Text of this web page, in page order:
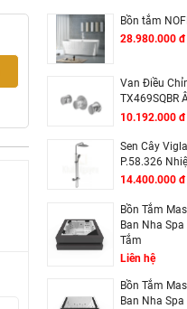
Bồn tắm
28.980.000 đ
Van Điều
TX469SQBR
10.192.000 đ
Sen Cây
P.58.326
14.400.000 đ
Bồn Tắm
Ban Nha
Tắm
Liên hệ
Bồn Tắm
Ban Nha